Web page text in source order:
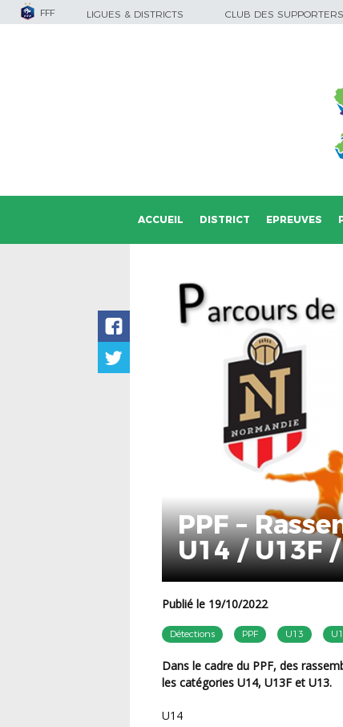
FFF LIGUES & DISTRICTS CLUB DES SUPPORTERS
ACCUEIL DISTRICT EPREUVES
PPF –
U14 / U13F
Publié le 19/10/2022
Détections PPF U13
Dans le cadre du PPF, des rassemblements sont prévus les 24, 25 et 26 octobre 2022 pour
les catégories U14, U13F et U13.
U14